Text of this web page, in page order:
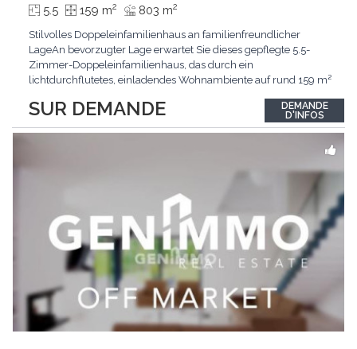
SUR DEMANDE
5.5 159 m2 803 m2
Stilvolles Doppeleinfamilienhaus an familienfreundlicher
LageAn bevorzugter Lage erwartet Sie dieses gepflegte 5.5-
Zimmer-Doppeleinfamilienhaus, das durch ein
lichtdurchflutetes, einladendes Wohnambiente auf rund 159 m²
Liegenschaft in einem hervorragenden Zustand und vereint
zeitgemässen Wohnkomfort perfekt mit nachhaltiger
DEMANDE
D'INFOS